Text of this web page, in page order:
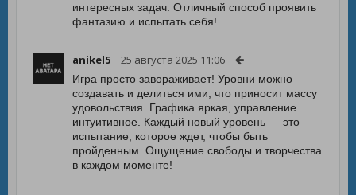
интересных задач. Отличный способ проявить
фантазию и испытать себя!
anikel5 25 августа 2025 11:06
Игра просто завораживает! Уровни можно
создавать и делиться ими, что приносит массу
удовольствия. Графика яркая, управление
интуитивное. Каждый новый уровень — это
испытание, которое ждет, чтобы быть
пройденным. Ощущение свободы и творчества
в каждом моменте!